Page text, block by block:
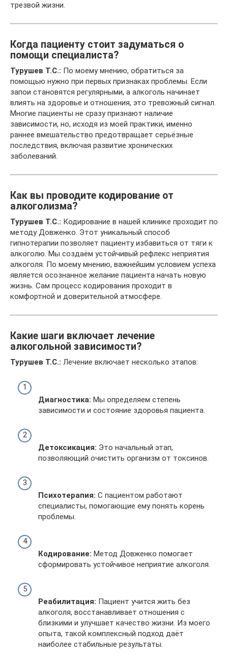
трезвой жизни.
Когда пациенту стоит задуматься о
помощи специалиста?
Турушев Т.С.: По моему мнению, обратиться за
помощью нужно при первых признаках проблемы. Если
запои становятся регулярными, а алкоголь начинает
влиять на здоровье и отношения, это тревожный сигнал.
Многие пациенты не сразу признают наличие
зависимости, но, исходя из моей практики, именно
раннее вмешательство предотвращает серьёзные
последствия, включая развитие хронических
заболеваний.
Как вы проводите кодирование от
алкоголизма?
Турушев Т.С.: Кодирование в нашей клинике проходит по
методу Довженко. Этот уникальный способ
гипнотерапии позволяет пациенту избавиться от тяги к
алкоголю. Мы создаём устойчивый рефлекс неприятия
алкоголя. По моему мнению, важнейшим условием успеха
является осознанное желание пациента начать новую
жизнь. Сам процесс кодирования проходит в
комфортной и доверительной атмосфере.
Какие шаги включает лечение
алкогольной зависимости?
Турушев Т.С.: Лечение включает несколько этапов:
Диагностика: Мы определяем степень
зависимости и состояние здоровья пациента.
Детоксикация: Это начальный этап,
позволяющий очистить организм от токсинов.
Психотерапия: С пациентом работают
специалисты, помогающие ему понять корень
проблемы.
Кодирование: Метод Довженко помогает
сформировать устойчивое неприятие алкоголя.
Реабилитация: Пациент учится жить без
алкоголя, восстанавливает отношения с
близкими и улучшает качество жизни. Из моего
опыта, такой комплексный подход даёт
наиболее стабильные результаты.